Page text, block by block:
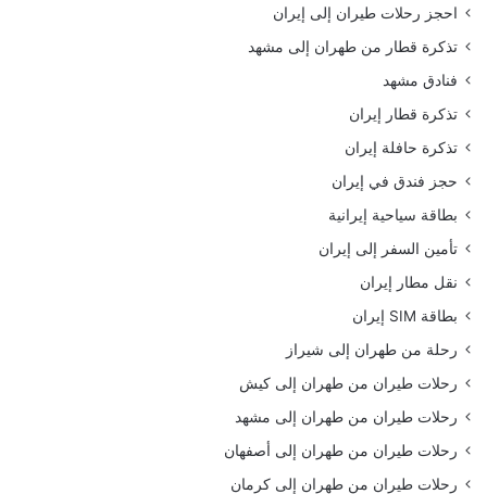
احجز رحلات طيران إلى إيران
تذكرة قطار من طهران إلى مشهد
فنادق مشهد
تذكرة قطار إيران
تذكرة حافلة إيران
حجز فندق في إيران
بطاقة سياحية إيرانية
تأمين السفر إلى إيران
نقل مطار إيران
بطاقة SIM إيران
رحلة من طهران إلى شيراز
رحلات طيران من طهران إلى كيش
رحلات طيران من طهران إلى مشهد
رحلات طيران من طهران إلى أصفهان
رحلات طيران من طهران إلى كرمان